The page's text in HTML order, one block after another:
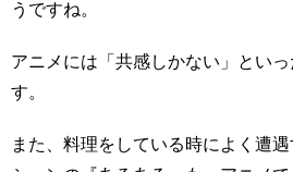
うですね。
アニメには「共感しかない」とい
す。
また、料理をしている時によく遭